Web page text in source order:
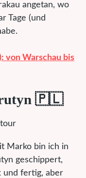
angetan, wo
Tage (und
von Warschau bis
🇵🇱
Marko bin ich in
geschippert,
und fertig, aber